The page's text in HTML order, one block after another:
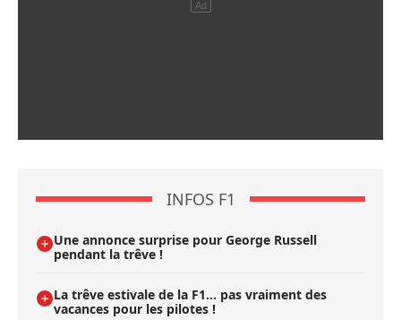
INFOS F1
Une annonce surprise pour George Russell
pendant la trêve !
La trêve estivale de la F1... pas vraiment des
vacances pour les pilotes !